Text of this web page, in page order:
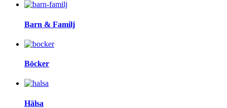
Barn & Familj
Böcker
Hälsa